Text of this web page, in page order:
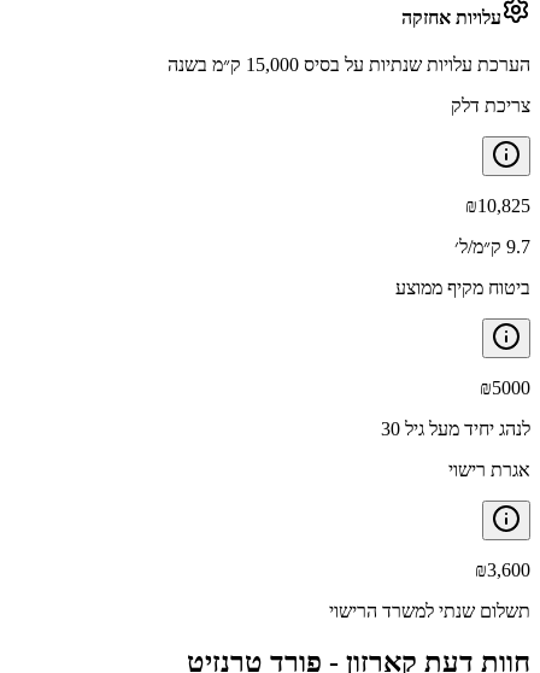
עלויות אחזקה
הערכת עלויות שנתיות על בסיס 15,000 ק״מ בשנה
צריכת דלק
₪10,825
9.7 ק״מ/ל׳
ביטוח מקיף ממוצע
₪5000
לנהג יחיד מעל גיל 30
אגרת רישוי
₪3,600
תשלום שנתי למשרד הרישוי
חוות דעת קארזון - פורד טרנזיט